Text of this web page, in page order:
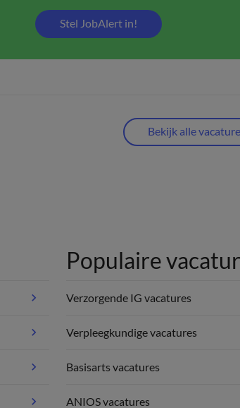
Stel JobAlert in!
Bekijk alle
Populaire
Verzorgende IG vacatures
Verpleegkundige vacatures
Basisarts vacatures
ANIOS vacatures